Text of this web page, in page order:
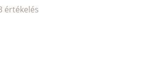
értékelés